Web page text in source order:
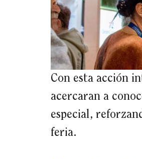
Con esta acción
acercaran a
especial,
feria.